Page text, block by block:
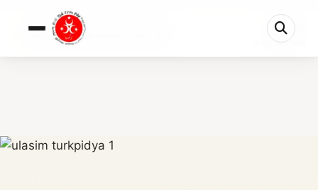
Transportul Public în Istanbul: Prețuri, Hărți ...
6 min rămase